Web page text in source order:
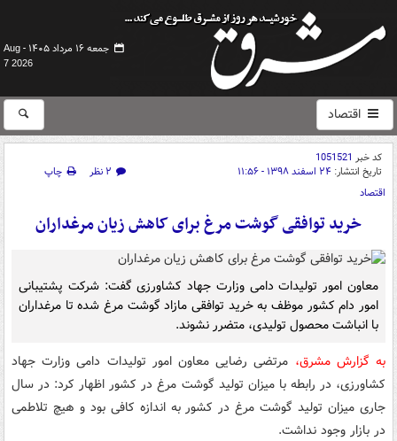
جمعه ۱۶ مرداد ۱۴۰۵ -
Aug
7 2026
اقتصاد
کد خبر 1051521
تاریخ انتشار: ۲۴ اسفند ۱۳۹۸ - ۱۱:۵۶ ۲ نظر
چاپ
اقتصاد
خرید توافقی گوشت مرغ برای کاهش زیان مرغداران
معاون امور تولیدات دامی وزارت جهاد کشاورزی گفت: شرکت پشتیبانی
امور دام کشور موظف به خرید توافقی مازاد گوشت مرغ شده تا مرغداران
با انباشت محصول تولیدی، متضرر نشوند.
به گزارش مشرق، مرتضی رضایی معاون امور تولیدات دامی وزارت جهاد
کشاورزی، در رابطه با میزان تولید گوشت مرغ در کشور اظهار کرد: در سال
جاری میزان تولید گوشت مرغ در کشور به اندازه کافی بود و هیچ تلاطمی
در بازار وجود نداشت.